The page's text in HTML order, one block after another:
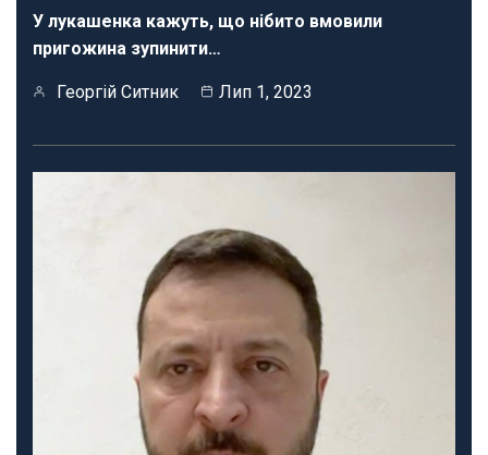
У лукашенка кажуть, що нібито вмовили
пригожина зупинити…
Георгій Ситник Лип 1, 2023